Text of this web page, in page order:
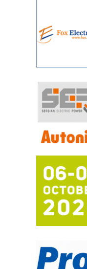
IBeRTIM -
kontrole
STAUFF –
Filtration
rešenja za
procesnim
RILINEX
FANUC:
Efikasno
(Shelf-
Potpuna
sistema
Trajna
IB
poverenja